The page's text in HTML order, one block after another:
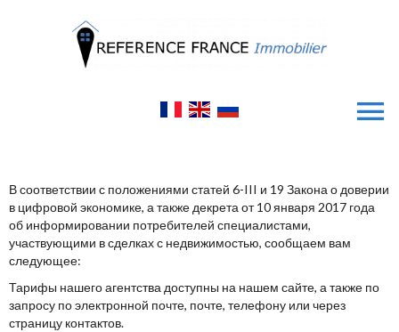
В соответствии с положениями статей 6-III и 19 Закона о доверии
в цифровой экономике, а также декрета от 10 января 2017 года
об информировании потребителей специалистами,
участвующими в сделках с недвижимостью, сообщаем вам
следующее:
Тарифы нашего агентства доступны на нашем сайте, а также по
запросу по электронной почте, почте, телефону или через
страницу контактов.